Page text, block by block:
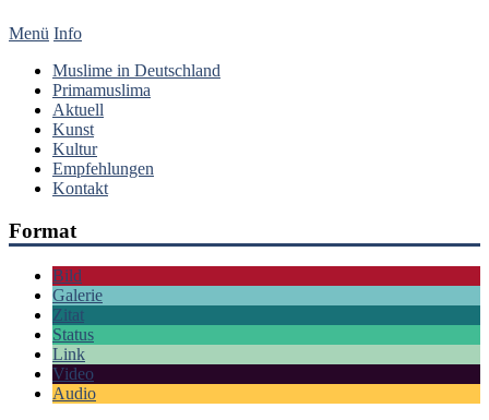
Menü Info
Muslime in Deutschland
Primamuslima
Aktuell
Kunst
Kultur
Empfehlungen
Kontakt
Format
Bild
Galerie
Zitat
Status
Link
Video
Audio